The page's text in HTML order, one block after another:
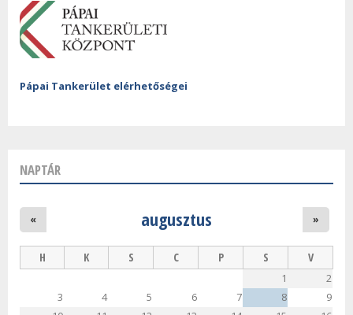
Pápai Tankerület elérhetőségei
NAPTÁR
augusztus
« »
H K S C P S V
1
2
3
4 5 6 7 8
9